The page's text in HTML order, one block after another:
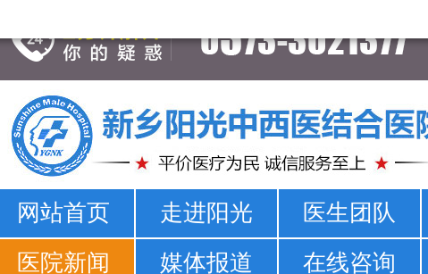
新乡男科医院-新乡市正规男科医院-新乡阳光男科医院
网站首页 走进阳光 医生团队
医院新闻
媒体报道 在线咨询